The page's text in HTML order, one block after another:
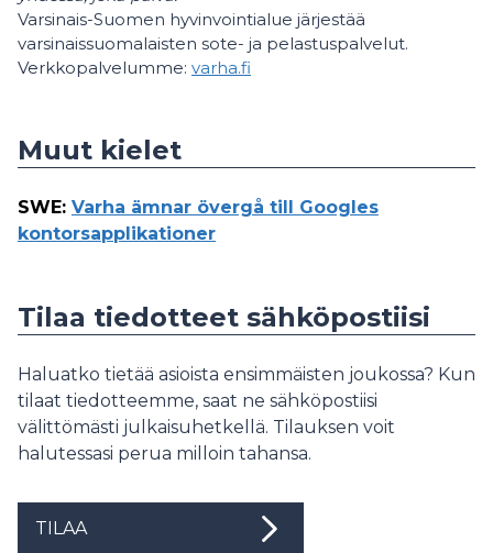
Varsinais-Suomen hyvinvointialue järjestää
varsinaissuomalaisten sote- ja pelastuspalvelut.
Verkkopalvelumme: varha.fi
Muut kielet
SWE: Varha ämnar övergå till Googles
kontorsapplikationer
Tilaa tiedotteet sähköpostiisi
Haluatko tietää asioista ensimmäisten joukossa? Kun
tilaat tiedotteemme, saat ne sähköpostiisi
välittömästi julkaisuhetkellä. Tilauksen voit
halutessasi perua milloin tahansa.
TILAA